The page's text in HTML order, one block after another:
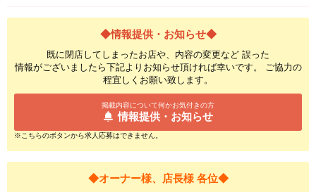
◆情報提供・お知らせ◆
既に閉店してしまったお店や、内容の変更など 誤った
情報がございましたら下記よりお知らせ頂ければ幸いです。 ご協力の
程宜しくお願い致します。
掲載内容について何かお気付きの方
情報提供・お知らせ
※こちらのボタンから求人応募はできません。
◆オーナー様、店長様 各位◆